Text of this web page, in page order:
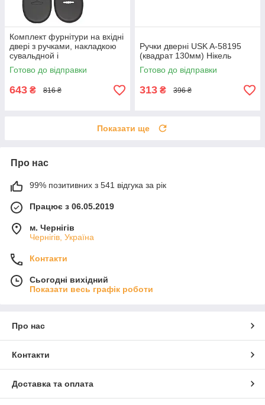
Комплект фурнітури на вхідні
двері з ручками, накладкою
сувальдной і
броненакладкою під циліндр,
Чорний
Готово до відправки
643 ₴ 816 ₴
Ручки дверні USK A-58195
(квадрат 130мм) Нікель
Готово до відправки
313 ₴ 396 ₴
Показати ще
Про нас
99% позитивних з 541 відгука за рік
Працює з 06.05.2019
м. Чернігів
Чернігів, Україна
Контакти
Сьогодні вихідний
Показати весь графік роботи
Про нас
Контакти
Доставка та оплата